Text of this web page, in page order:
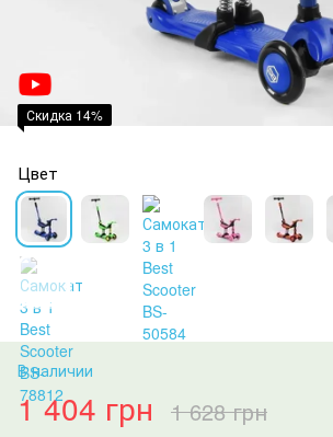
Скидка 14%
Цвет
В наличии
1 404 грн 1 628 грн